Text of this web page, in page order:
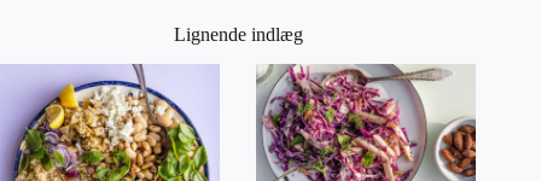
Lignende indlæg